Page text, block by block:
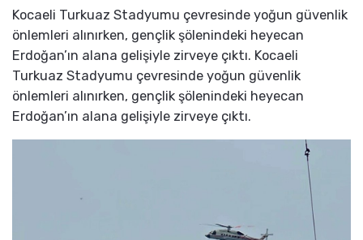
Kocaeli Turkuaz Stadyumu çevresinde yoğun güvenlik
önlemleri alınırken, gençlik şölenindeki heyecan
Erdoğan’ın alana gelişiyle zirveye çıktı. Kocaeli
Turkuaz Stadyumu çevresinde yoğun güvenlik
önlemleri alınırken, gençlik şölenindeki heyecan
Erdoğan’ın alana gelişiyle zirveye çıktı.